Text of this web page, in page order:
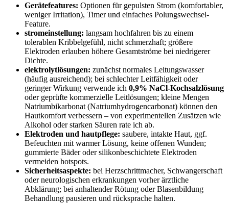
Gerätefeatures: Optionen ‌für gepulsten Strom (komfortabler,
weniger Irritation), Timer und einfaches Polungswechsel-
Feature.
stromeinstellung: ‌langsam hochfahren ‌bis zu ‍einem
tolerablen Kribbelgefühl, nicht schmerzhaft; größere​
Elektroden erlauben höhere ⁢Gesamtströme‍ bei‌ niedrigerer
Dichte.
elektrolytlösungen: zunächst ⁣normales‌ Leitungswasser‌
(häufig ausreichend); bei schlechter Leitfähigkeit oder
geringer Wirkung‍ verwende ich 0,9%⁣ NaCl‑Kochsalzlösung
oder geprüfte kommerzielle Leitlösungen; kleine Mengen
Natriumbikarbonat ‌(Natriumhydrogencarbonat)‍ können den
Hautkomfort verbessern – von experimentellen Zusätzen wie
Alkohol‌ oder starken ⁢Säuren rate ​ich ab.
Elektroden und hautpflege: saubere, intakte Haut, ggf.
Befeuchten mit warmer Lösung, keine offenen Wunden;
gummierte Bäder oder ‌silikonbeschichtete Elektroden
vermeiden ​hotspots.
Sicherheitsaspekte: bei Herzschrittmacher, ​Schwangerschaft
oder neurologischen⁢ erkrankungen vorher ⁤ärztliche
Abklärung; bei⁤ anhaltender Rötung ⁣oder Blasenbildung
Behandlung⁢ pausieren und rücksprache halten.